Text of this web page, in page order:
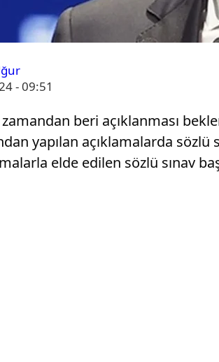
- 09:51
zamandan beri açıklanması
yapılan açıklamalarda sözlü
elde edilen sözlü sınav